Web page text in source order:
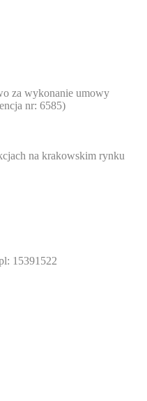
za wykonanie umowy
nr: 6585)
na krakowskim rynku
15391522